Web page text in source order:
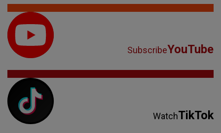
SubscribeYouTube
WatchTikTok